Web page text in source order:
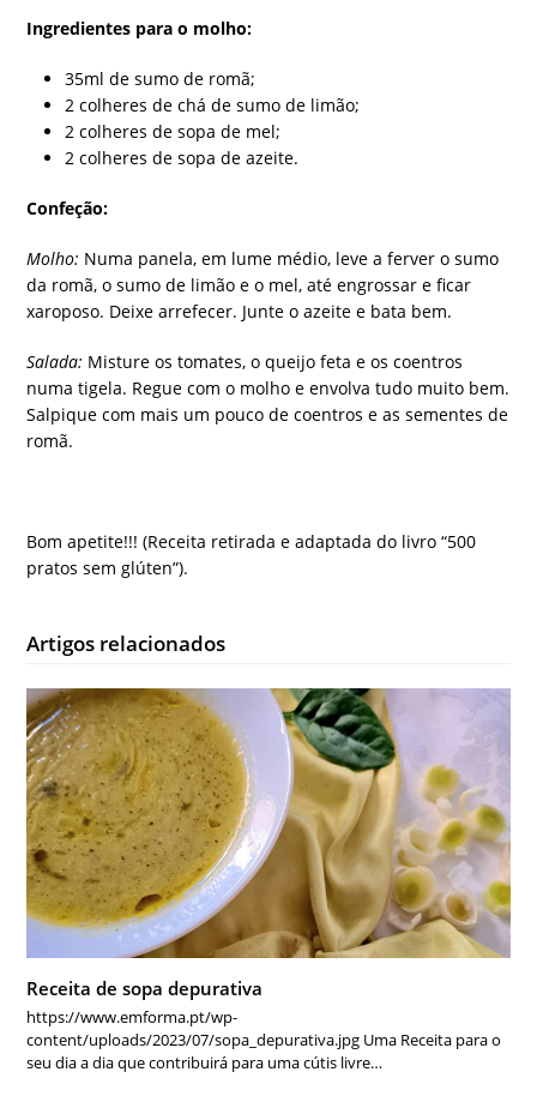
Ingredientes para o molho:
35ml de sumo de romã;
2 colheres de chá de sumo de limão;
2 colheres de sopa de mel;
2 colheres de sopa de azeite.
Confeção:
Molho: Numa panela, em lume médio, leve a ferver o sumo
da romã, o sumo de limão e o mel, até engrossar e ficar
xaroposo. Deixe arrefecer. Junte o azeite e bata bem.
Salada: Misture os tomates, o queijo feta e os coentros
numa tigela. Regue com o molho e envolva tudo muito bem.
Salpique com mais um pouco de coentros e as sementes de
romã.
Bom apetite!!! (Receita retirada e adaptada do livro “500
pratos sem glúten”).
Artigos relacionados
Receita de sopa depurativa
https://www.emforma.pt/wp-
content/uploads/2023/07/sopa_depurativa.jpg Uma Receita para o
seu dia a dia que contribuirá para uma cútis livre…